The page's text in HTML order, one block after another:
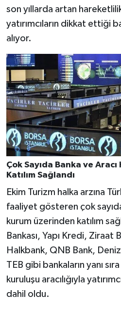
son yıllarda artan
yatırımcıların dikkat ettiği
alıyor.
Çok Sayıda Banka ve
Katılım Sağlandı
Ekim Turizm halka arzına
faaliyet gösteren çok
kurum üzerinden katılım
Bankası, Yapı Kredi, Ziraat
Halkbank, QNB Bank,
TEB gibi bankaların yanı
kuruluşu aracılığıyla
dahil oldu.